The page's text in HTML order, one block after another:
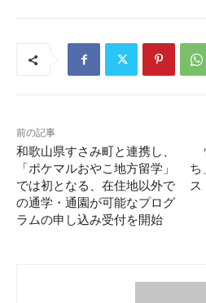
前の記事
和歌山県すさみ町と連携し、
「ポケマルおやこ地方留学」
では初となる、在住地以外で
の通学・通園が可能なプログ
ラムの申し込み受付を開始
ち
ス